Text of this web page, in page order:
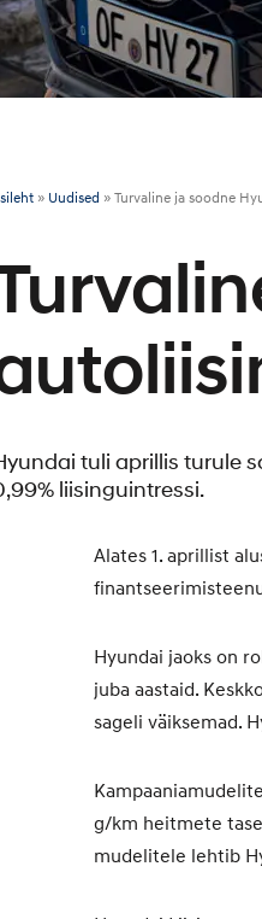
» Uudised » Turvaline ja soodne
tuli aprillis turule
liisinguintressi.
Alates 1. aprillist
Hyundai jaoks on
juba aastaid.
sageli väiksemad.
g/km heitmete
mudelitele lehtib